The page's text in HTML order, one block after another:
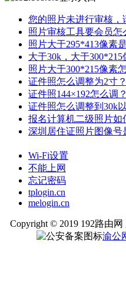
您的照片未进行审核
照片审核工具要会员怎
照片大于295*413像素
大于30k，大于300*215
照片大于300*215像素
证件照怎么调整为2寸？
证件照144×192怎么调？
证件照怎么调整到30k
报名计算机二级照片如
深圳居住证照片图像号
Wi-Fi设置
不能上网
忘记密码
tplogin.cn
melogin.cn
Copyright © 2019 192路由
渝公